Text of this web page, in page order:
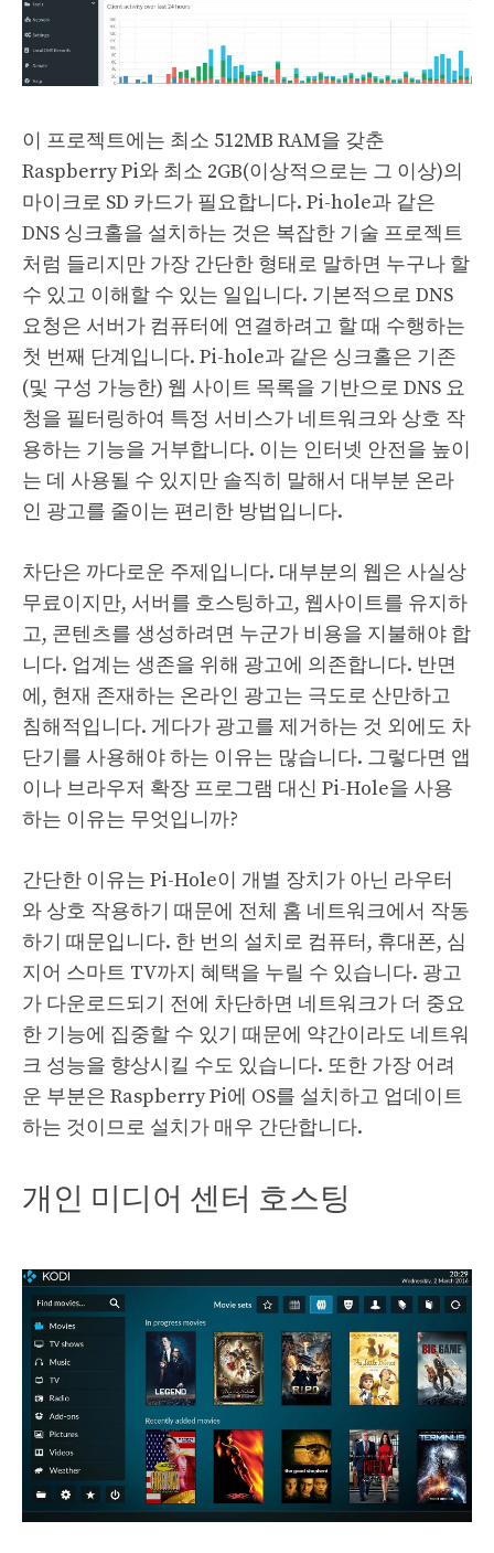
이 프로젝트에는 최소 512MB RAM을 갖춘
Raspberry Pi와 최소 2GB(이상적으로는 그 이상)의
마이크로 SD 카드가 필요합니다. Pi-hole과 같은
DNS 싱크홀을 설치하는 것은 복잡한 기술 프로젝트
처럼 들리지만 가장 간단한 형태로 말하면 누구나 할
수 있고 이해할 수 있는 일입니다. 기본적으로 DNS
요청은 서버가 컴퓨터에 연결하려고 할 때 수행하는
첫 번째 단계입니다. Pi-hole과 같은 싱크홀은 기존
(및 구성 가능한) 웹 사이트 목록을 기반으로 DNS 요
청을 필터링하여 특정 서비스가 네트워크와 상호 작
용하는 기능을 거부합니다. 이는 인터넷 안전을 높이
는 데 사용될 수 있지만 솔직히 말해서 대부분 온라
인 광고를 줄이는 편리한 방법입니다.
차단은 까다로운 주제입니다. 대부분의 웹은 사실상
무료이지만, 서버를 호스팅하고, 웹사이트를 유지하
고, 콘텐츠를 생성하려면 누군가 비용을 지불해야 합
니다. 업계는 생존을 위해 광고에 의존합니다. 반면
에, 현재 존재하는 온라인 광고는 극도로 산만하고
침해적입니다. 게다가 광고를 제거하는 것 외에도 차
단기를 사용해야 하는 이유는 많습니다. 그렇다면 앱
이나 브라우저 확장 프로그램 대신 Pi-Hole을 사용
하는 이유는 무엇입니까?
간단한 이유는 Pi-Hole이 개별 장치가 아닌 라우터
와 상호 작용하기 때문에 전체 홈 네트워크에서 작동
하기 때문입니다. 한 번의 설치로 컴퓨터, 휴대폰, 심
지어 스마트 TV까지 혜택을 누릴 수 있습니다. 광고
가 다운로드되기 전에 차단하면 네트워크가 더 중요
한 기능에 집중할 수 있기 때문에 약간이라도 네트워
크 성능을 향상시킬 수도 있습니다. 또한 가장 어려
운 부분은 Raspberry Pi에 OS를 설치하고 업데이트
하는 것이므로 설치가 매우 간단합니다.
개인 미디어 센터 호스팅